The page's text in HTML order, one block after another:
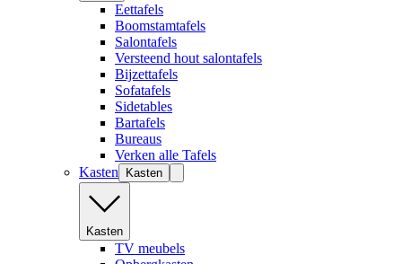
Eettafels
Boomstamtafels
Salontafels
Versteend hout salontafels
Bijzettafels
Sofatafels
Sidetables
Bartafels
Bureaus
Verken alle Tafels
Kasten
Kasten
Kasten
TV meubels